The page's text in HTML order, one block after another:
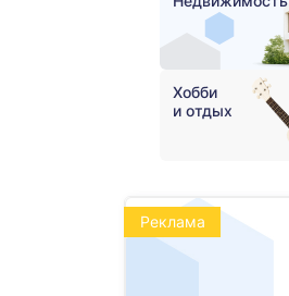
Хобби
и отдых
Реклама